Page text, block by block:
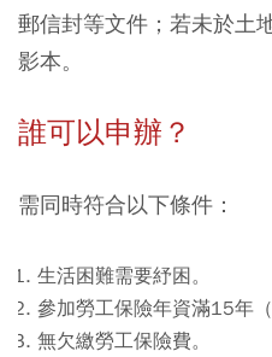
郵信封等文件；若未於土
影本。
誰可以申辦？
需同時符合以下條件：
生活困難需要紓困。
參加勞工保險年資滿15年
無欠繳勞工保險費。